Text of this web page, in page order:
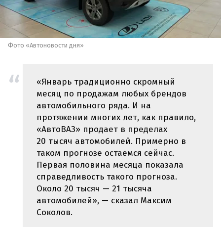
Фото «Автоновости дня»
«Январь традиционно скромный
месяц по продажам любых брендов
автомобильного ряда. И на
протяжении многих лет, как правило,
«АвтоВАЗ» продает в пределах
20 тысяч автомобилей. Примерно в
таком прогнозе остаемся сейчас.
Первая половина месяца показала
справедливость такого прогноза.
Около 20 тысяч — 21 тысяча
автомобилей», — сказал Максим
Соколов.